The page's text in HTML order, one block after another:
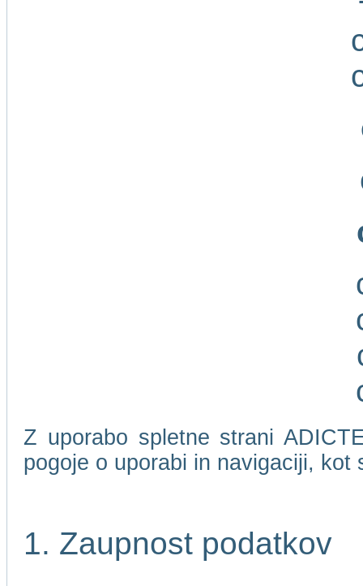
Z uporabo spletne strani
pogoje o uporabi in navigaciji, kot
1. Zaupnost podatkov